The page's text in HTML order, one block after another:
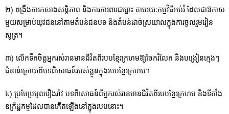
២) ពង្រឹងការកសាងសន្តិភាព និងការការពារជម្លោះ តាមរយៈកម្មវិធីអប់រំ ដែលជាឱកាស
មួយសម្រាប់យុវជននៅតាមតំបន់ជនបទ និងតំបន់ដាច់ស្រយាលក្នុងការចូលរួមរៀន
សូត្រ។
៣) លើកទឹកចិត្តអ្នករស់រានមានជីវិតពីរបបខ្មែរក្រហមឱ្យចែករំលែក និងបង្រៀនក្មេងៗ
ជំនាន់ក្រោយពីបទពិសោធន៍របស់ខ្លួនក្នុងរបបខ្មែរក្រហម។
៤) ប្រមែប្រមូលរឿងរ៉ាវ បទពិសោធន៍ពីអ្នករស់រានមានជីវិតពីរបបខ្មែរក្រហម និងទីតាំង
ឧក្រិដ្ឋកម្មដែលបានកើតឡើងនៅក្នុងរបបនោះ។